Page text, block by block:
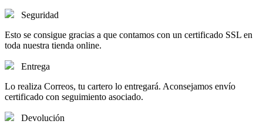
Seguridad
Esto se consigue gracias a que contamos con un certificado SSL en
toda nuestra tienda online.
Entrega
Lo realiza Correos, tu cartero lo entregará. Aconsejamos envío
certificado con seguimiento asociado.
Devolución